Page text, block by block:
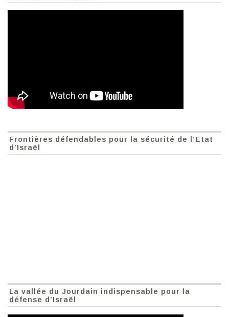
Frontières défendables pour la sécurité de l’Etat
d’Israël
La vallée du Jourdain indispensable pour la
défense d’Israël